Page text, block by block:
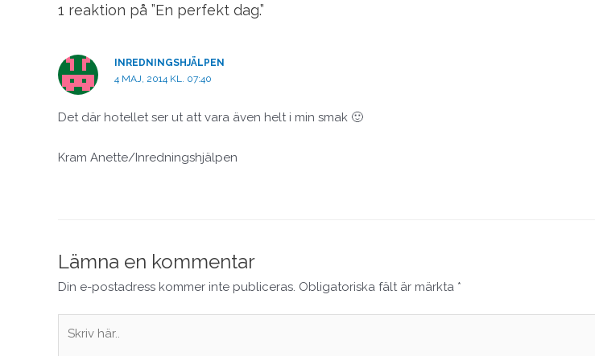
1 reaktion på ”En perfekt dag.”
INREDNINGSHJÄLPEN
4 MAJ, 2014 KL. 07:40
Det där hotellet ser ut att vara även helt i min smak 🙂
Kram Anette/Inredningshjälpen
Lämna en kommentar
Din e-postadress kommer inte publiceras. Obligatoriska fält är märkta *
här..